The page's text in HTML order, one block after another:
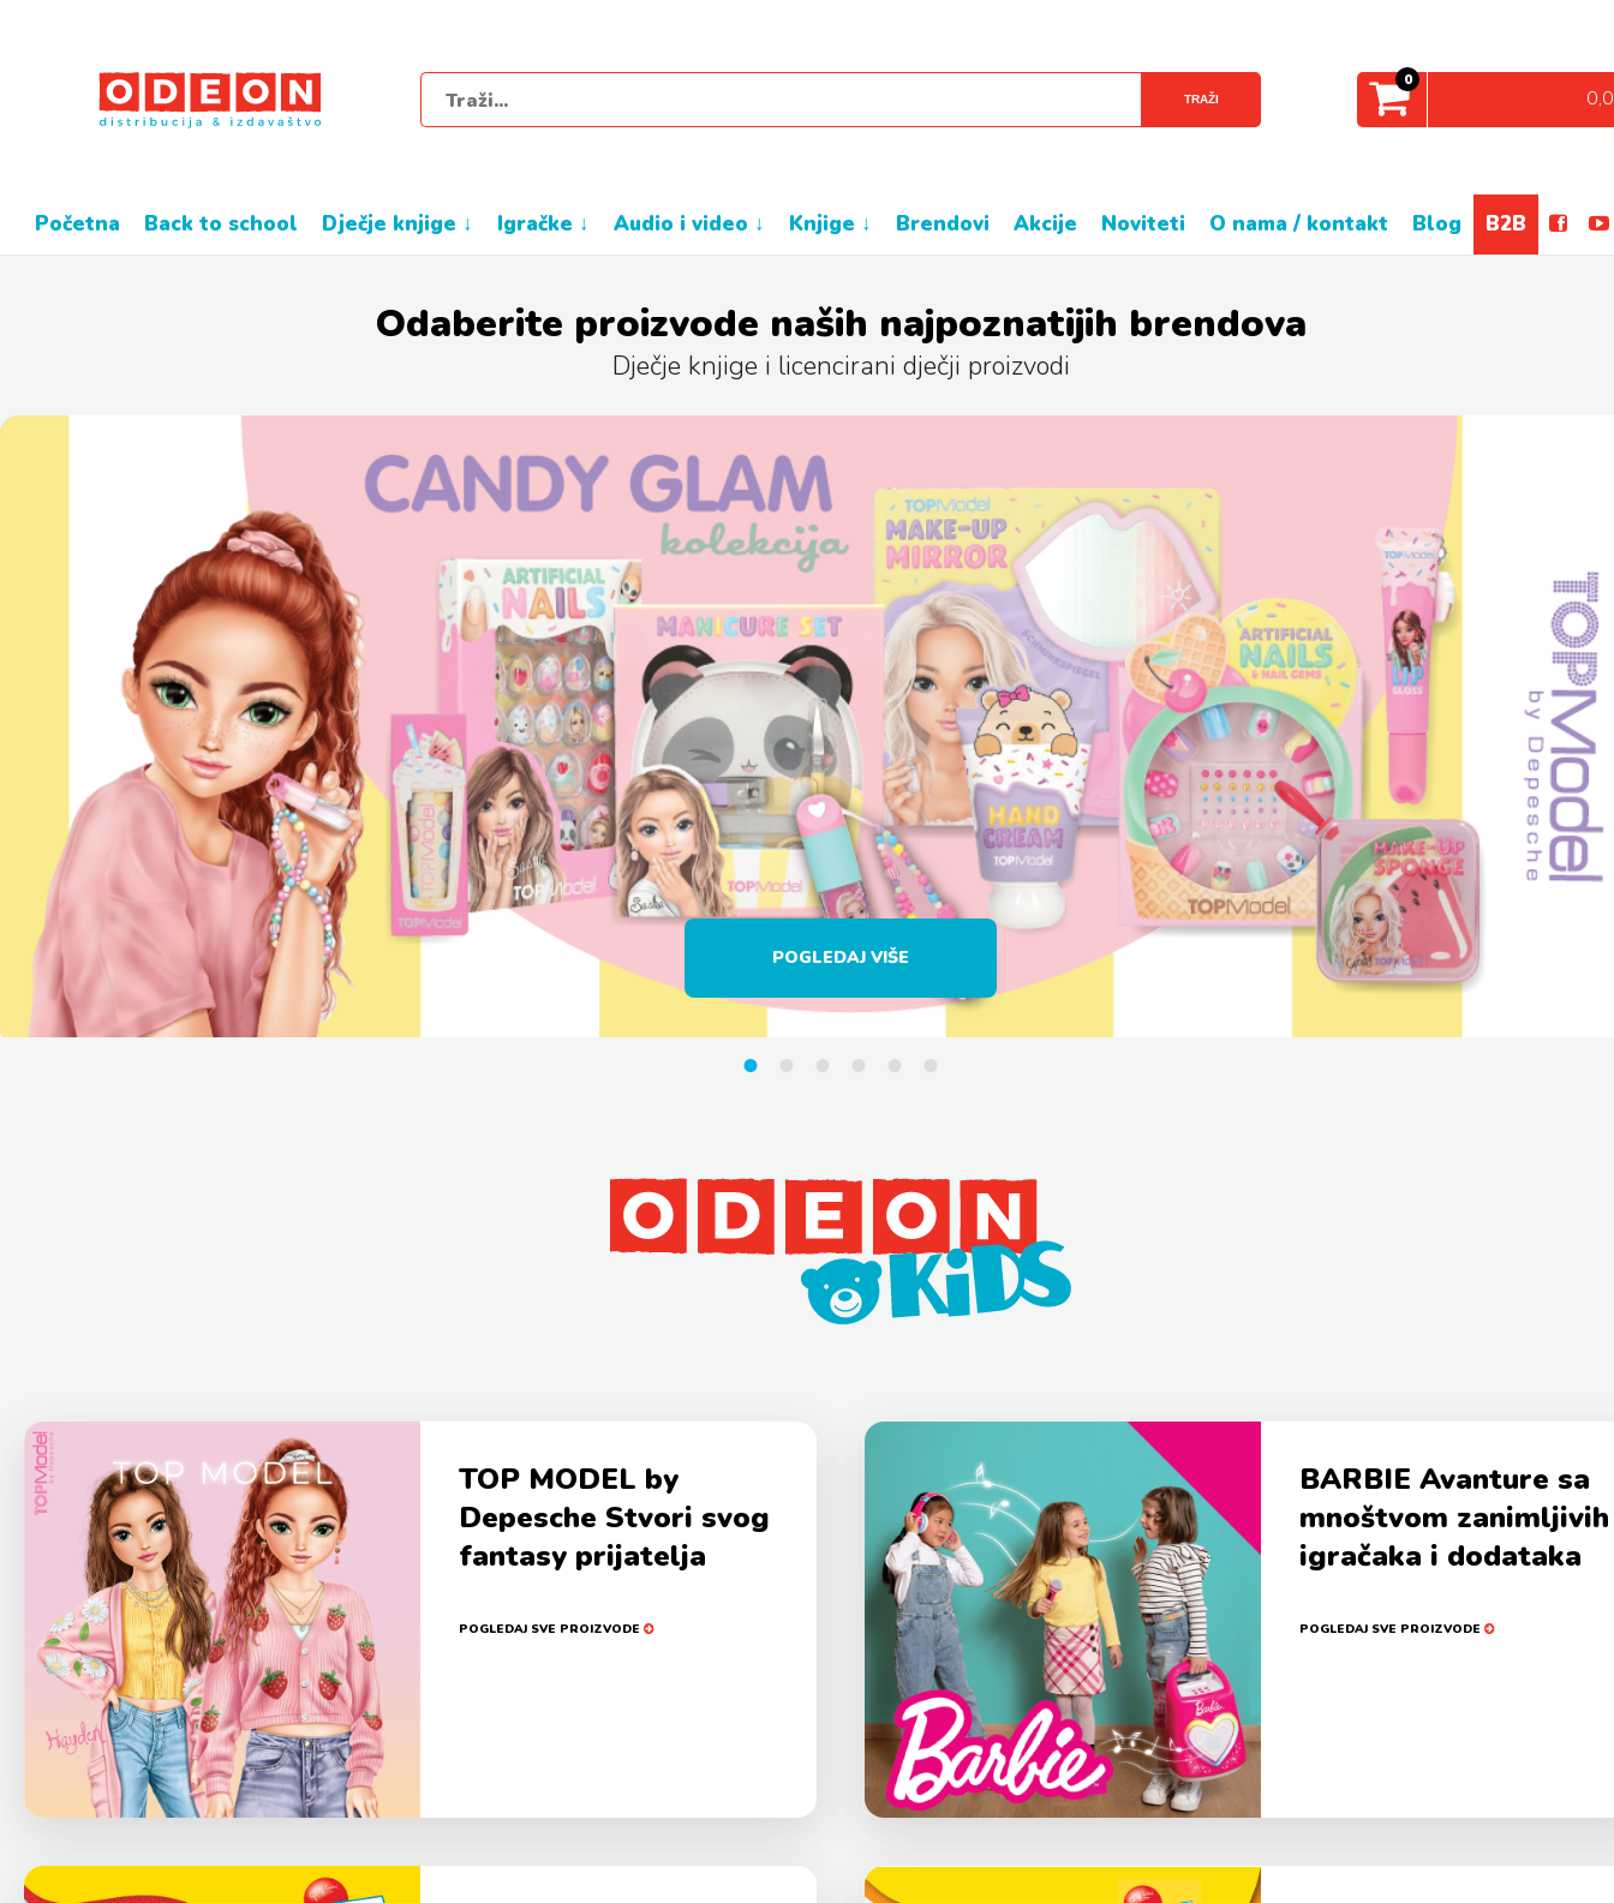
TRAŽI
0
početna back to school dječje knjige ↓ igračke ↓ audio i video ↓ knjige ↓ brendovi akcije noviteti o nama / kontakt blog B2B
Odaberite proizvode naših najpoznatijih brendova
Dječje knjige i licencirani dječji proizvodi
POGLEDAJ VIŠE
TOP MODEL by
Depesche Stvori svog
fantasy prijatelja
POGLEDAJ SVE PROIZVODE
BARBIE Avanture sa
mnoštvom zanimljivih
igračaka i dodataka
POGLEDAJ SVE PROIZVODE